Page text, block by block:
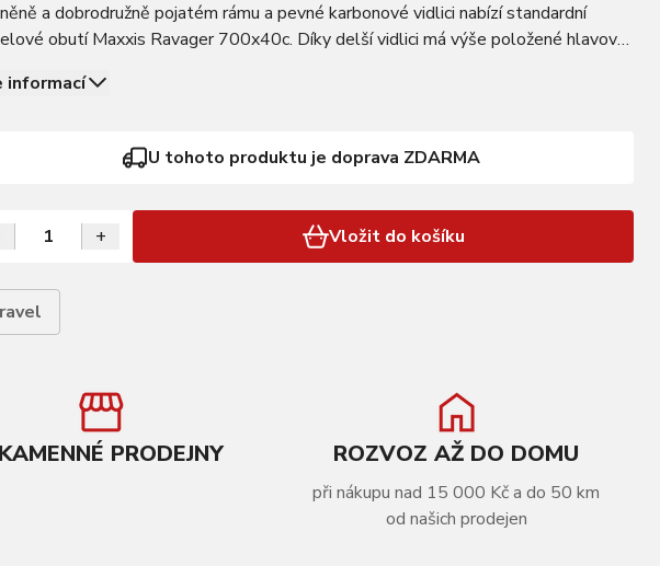
a dobrodružně pojatém rámu a pevné karbonové vidlici nabízí standardní
obutí Maxxis Ravager 700x40c. Díky delší vidlici má výše položené hlavové
informací
U tohoto produktu je doprava ZDARMA
+ Vložit do košíku
PRODEJNY ROZVOZ AŽ DO DOMU
při nákupu nad 15 000 Kč a do 50 km
od našich prodejen